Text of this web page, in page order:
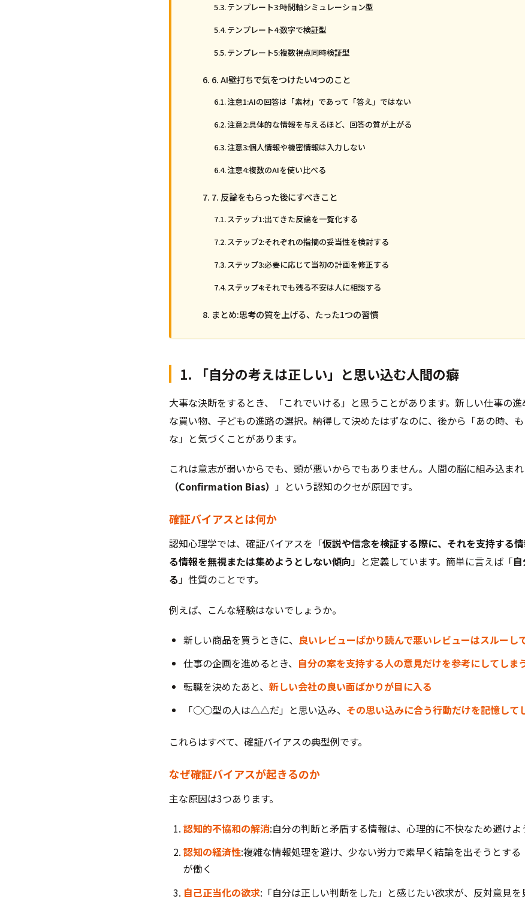
テンプレート3:時間軸シミュレーション型
テンプレート4:数字で検証型
テンプレート5:複数視点同時検証型
6. AI壁打ちで気をつけたい4つのこと
注意1:AIの回答は「素材」であって「答え」ではない
注意2:具体的な情報を与えるほど、回答の質が上がる
注意3:個人情報や機密情報は入力しない
注意4:複数のAIを使い比べる
7. 反論をもらった後にすべきこと
ステップ1:出てきた反論を一覧化する
ステップ2:それぞれの指摘の妥当性を検討する
ステップ3:必要に応じて当初の計画を修正する
ステップ4:それでも残る不安は人に相談する
まとめ:思考の質を上げる、たった1つの習慣
1. 「自分の考えは正しい」と思い込む人間の癖
大事な決断をするとき、「これでいける」と思うことがあります。新しい仕事の
な買い物、子どもの進路の選択。納得して決めたはずなのに、後から「あの時、
な」と気づくことがあります。
これは意志が弱いからでも、頭が悪いからでもありません。人間の脳に組み込ま
（Confirmation Bias） 」という認知のクセが原因です。
確証バイアスとは何か
認知心理学では、確証バイアスを「仮説や信念を検証する際に、それを支持する
る情報を無視または集めようとしない傾向」と定義しています。簡単に言えば「
る」性質のことです。
例えば、こんな経験はないでしょうか。
新しい商品を買うときに、 良いレビューばかり読んで悪いレビューはスルーし
仕事の企画を進めるとき、 自分の案を支持する人の意見だけを参考にしてしま
転職を決めたあと、 新しい会社の良い面ばかりが目に入る
「○○型の人は△△だ」と思い込み、 その思い込みに合う行動だけを記憶して
これらはすべて、確証バイアスの典型例です。
なぜ確証バイアスが起きるのか
主な原因は3つあります。
認知的不協和の解消:自分の判断と矛盾する情報は、心理的に不快なため避けよ
認知の経済性:複雑な情報処理を避け、少ない労力で素早く結論を出そうとする
が働く
自己正当化の欲求:「自分は正しい判断をした」と感じたい欲求が、反対意見を